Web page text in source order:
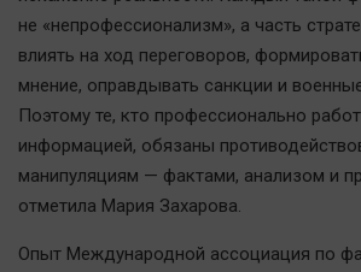
Вкусное
Гороскоп
ЖКХ
Интервью
Качество жизни
не «непрофессионализм», а часть
влиять на ход переговоров,
мнение, оправдывать санкции и
Поэтому те, кто профессионально
информацией, обязаны
манипуляциям — фактами, анализом и
отметила Мария Захарова.
Опыт Международной ассоциация по